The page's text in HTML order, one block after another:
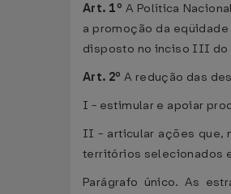
Art. 1º A Política
a promoção da
disposto no inciso III do
Art. 2ºA redução das
I - estimular e apoiar
II - articular ações que,
territórios selecionados
Parágrafo único. As